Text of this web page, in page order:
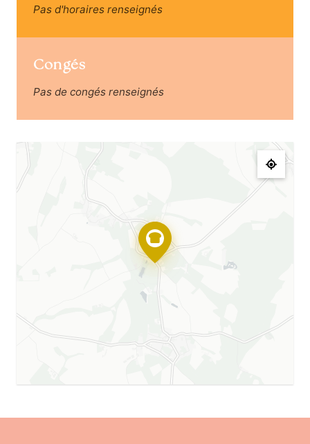
Pas d'horaires renseignés
Congés
Pas de congés renseignés